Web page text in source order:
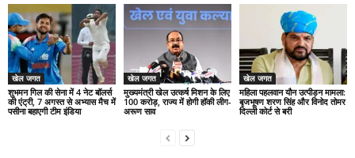
खेल जगत
शुभमन गिल की सेना में 4 नेट बॉलर्स
की एंट्री, 7 अगस्त से अभ्यास मैच में
पसीना बहाएगी टीम इंडिया
खेल जगत
मुख्यमंत्री खेल उत्कर्ष मिशन के लिए
100 करोड़, राज्य में होगी हॉकी लीग-
अरूण साव
खेल जगत
महिला पहलवान यौन उत्पीड़न मामला:
बृजभूषण शरण सिंह और विनोद तोमर
दिल्ली कोर्ट से बरी